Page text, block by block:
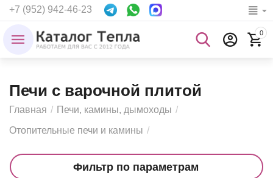
+7 (952) 942-46-23
0
Печи с варочной плитой
Главная / Печи, камины, дымоходы /
Отопительные печи и камины /
Фильтр по параметрам